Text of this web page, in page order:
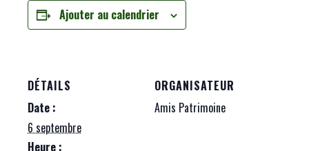
Ajouter au calendrier
DÉTAILS
Date :
6 septembre
Heure :
ORGANISATEUR
Amis Patrimoine